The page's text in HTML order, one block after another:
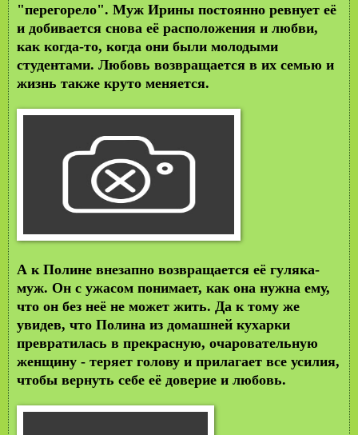
"перегорело". Муж Ирины постоянно ревнует её
и добивается снова её расположения и любви,
как когда-то, когда они были молодыми
студентами. Любовь возвращается в их семью и
жизнь также круто меняется.
А к Полине внезапно возвращается её гуляка-
муж. Он с ужасом понимает, как она нужна ему,
что он без неё не может жить. Да к тому же
увидев, что Полина из домашней кухарки
превратилась в прекрасную, очаровательную
женщину - теряет голову и прилагает все усилия,
чтобы вернуть себе её доверие и любовь.